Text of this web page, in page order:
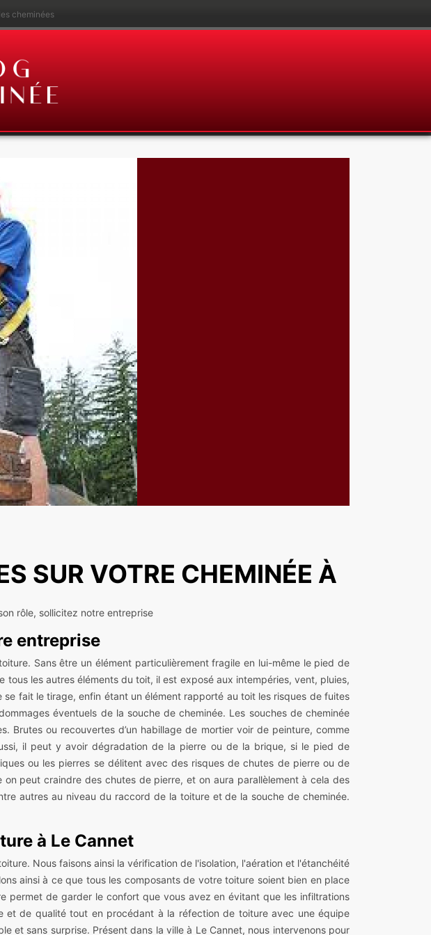
cheminées
SUR VOTRE CHEMINÉE À
rôle, sollicitez notre entreprise
entreprise
Sans être un élément particulièrement fragile en lui-même le pied de
les autres éléments du toit, il est exposé aux intempéries, vent, pluies,
fait le tirage, enfin étant un élément rapporté au toit les risques de fuites
éventuels de la souche de cheminée. Les souches de cheminée
ou recouvertes d’un habillage de mortier voir de peinture, comme
il peut y avoir dégradation de la pierre ou de la brique, si le pied de
ou les pierres se délitent avec des risques de chutes de pierre ou de
peut craindre des chutes de pierre, et on aura parallèlement à cela des
autres au niveau du raccord de la toiture et de la souche de cheminée.
à Le Cannet
Nous faisons ainsi la vérification de l'isolation, l'aération et l'étanchéité
ainsi à ce que tous les composants de votre toiture soient bien en place
permet de garder le confort que vous avez en évitant que les infiltrations
et de qualité tout en procédant à la réfection de toiture avec une équipe
et sans surprise. Présent dans la ville à Le Cannet, nous intervenons pour